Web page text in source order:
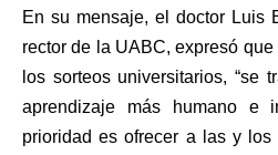
En su mensaje, el doctor Luis
rector de la UABC, expresó
los sorteos universitarios, “se
aprendizaje más humano e
prioridad es ofrecer a las y los